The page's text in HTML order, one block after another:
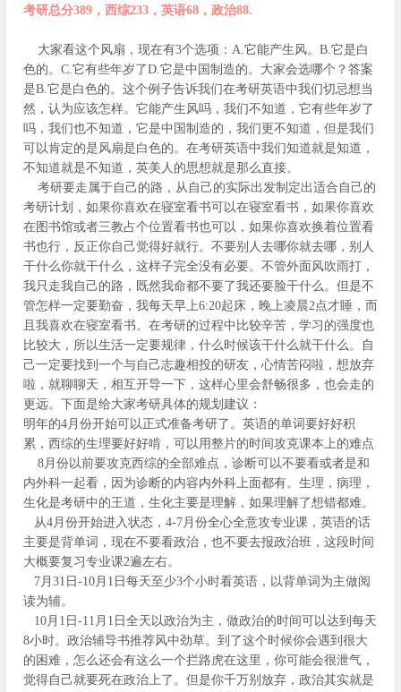
考研总分389，西综233，英语68，政治88.
大家看这个风扇，现在有3个选项：A.它能产生风。B.它是白
色的。C.它有些年岁了D.它是中国制造的。大家会选哪个？答案
是B.它是白色的。这个例子告诉我们在考研英语中我们切忌想当
然，认为应该怎样。它能产生风吗，我们不知道，它有些年岁了
吗，我们也不知道，它是中国制造的，我们更不知道，但是我们
可以肯定的是风扇是白色的。在考研英语中我们知道就是知道，
不知道就是不知道，英美人的思想就是那么直接。
考研要走属于自己的路，从自己的实际出发制定出适合自己的
考研计划，如果你喜欢在寝室看书可以在寝室看书，如果你喜欢
在图书馆或者三教占个位置看书也可以，如果你喜欢换着位置看
书也行，反正你自己觉得好就行。不要别人去哪你就去哪，别人
干什么你就干什么，这样子完全没有必要。不管外面风吹雨打，
我只走我自己的路，既然我命都不要了我还要脸干什么。但是不
管怎样一定要勤奋，我每天早上6:20起床，晚上凌晨2点才睡，而
且我喜欢在寝室看书。在考研的过程中比较辛苦，学习的强度也
比较大，所以生活一定要规律，什么时候该干什么就干什么。自
己一定要找到一个与自己志趣相投的研友，心情苦闷啦，想放弃
啦，就聊聊天，相互开导一下，这样心里会舒畅很多，也会走的
更远。下面是给大家考研具体的规划建议：
明年的4月份开始可以正式准备考研了。英语的单词要好好积
累，西综的生理要好好啃，可以用整片的时间攻克课本上的难点
8月份以前要攻克西综的全部难点，诊断可以不要看或者是和
内外科一起看，因为诊断的内容内外科上面都有。生理，病理，
生化是考研中的王道，生化主要是理解，如果理解了想错都难。
从4月份开始进入状态，4-7月份全心全意攻专业课，英语的话
主要是背单词，现在不要看政治，也不要去报政治班，这段时间
大概要复习专业课2遍左右。
7月31日-10月1日每天至少3个小时看英语，以背单词为主做阅
读为辅。
10月1日-11月1日全天以政治为主，做政治的时间可以达到每天
8小时。政治辅导书推荐风中劲草。到了这个时候你会遇到很大
的困难，怎么还会有这么一个拦路虎在这里，你可能会很泄气，
觉得自己就要死在政治上了。但是你千万别放弃，政治其实就是